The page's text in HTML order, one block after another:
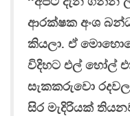
ආරක්ෂක අංශ
කියලා. ඒ
විදිහට එල් හෝල්
සැකකරුවො
සිර මැදිරියක්